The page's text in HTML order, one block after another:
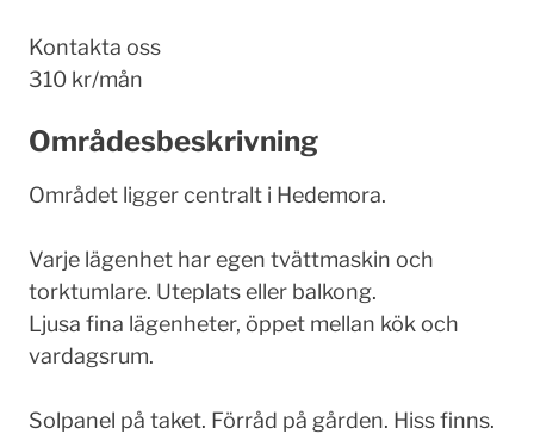
Kontakta oss
310 kr/mån
Områdesbeskrivning
Området ligger centralt i Hedemora.
Varje lägenhet har egen tvättmaskin och
torktumlare. Uteplats eller balkong.
Ljusa fina lägenheter, öppet mellan kök och
vardagsrum.
Solpanel på taket. Förråd på gården. Hiss finns.